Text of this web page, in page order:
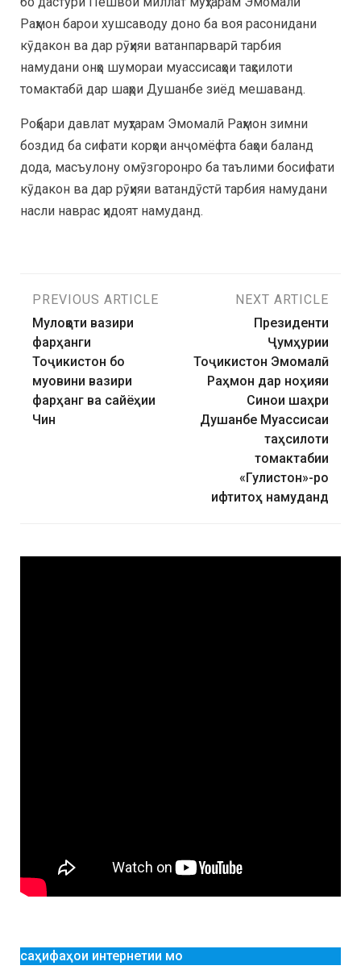
Раҳмон барои хушсаводу доно ба воя расонидани
кӯдакон ва дар рӯҳияи ватанпарварӣ тарбия
намудани онҳо шумораи муассисаҳои таҳсилоти
томактабӣ дар шаҳри Душанбе зиёд мешаванд.
Роҳбари давлат муҳтарам Эмомалӣ Раҳмон зимни
боздид ба сифати корҳои анҷомёфта баҳои баланд
дода, масъулону омӯзгоронро ба таълими босифати
кӯдакон ва дар рӯҳияи ватандӯстӣ тарбия намудани
насли наврас ҳидоят намуданд.
PREVIOUS ARTICLE
Мулоқоти вазири
фарҳанги
Тоҷикистон бо
муовини вазири
фарҳанг ва сайёҳии
Чин
NEXT ARTICLE
Президенти
Ҷумҳурии
Тоҷикистон Эмомалӣ
Раҳмон дар ноҳияи
Синои шаҳри
Душанбе Муассисаи
таҳсилоти
томактабии
«Гулистон»-ро
ифтитоҳ намуданд
саҳифаҳои интернетии мо